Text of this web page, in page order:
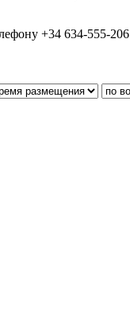
+34 634-555-206